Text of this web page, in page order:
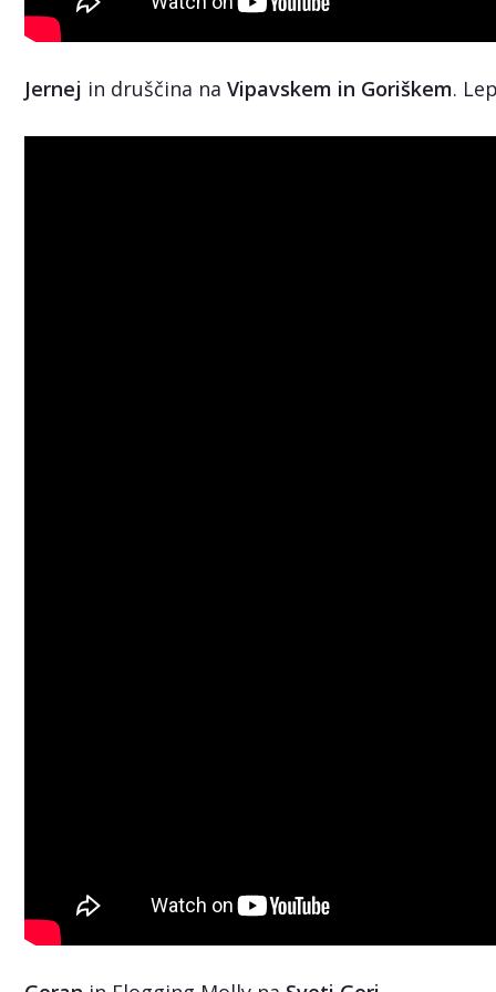
Jernej in druščina na Vipavskem in Goriškem.